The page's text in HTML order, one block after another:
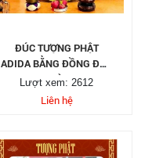
ĐÚC TƯỢNG PHẬT
ADIDA BẰNG ĐỒNG ĐỀN
CHÙA
Lượt xem: 2612
Liên hệ